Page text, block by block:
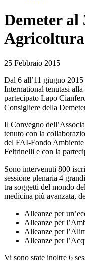
Demeter al
25 Febbraio 2015
Dal 6 all’11 giugno
International tenutasi
partecipato Lapo
Consigliere della
Il Convegno
tenuto con la
del FAI-Fondo
Feltrinelli e con la
Sono intervenuti 800
sessione plenaria 4
tra soggetti del mondo
medicina più avanzata,
Alleanze per
Alleanze per
Alleanze per
Alleanze per
Vi sono state inoltre 6